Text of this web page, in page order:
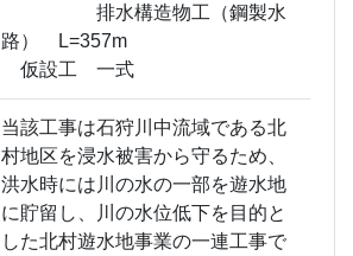
排水構造物工（鋼製水
路） L=357m
仮設工 一式
当該工事は石狩川中流域である北
村地区を浸水被害から守るため、
洪水時には川の水の一部を遊水地
に貯留し、川の水位低下を目的と
した北村遊水地事業の一連工事で